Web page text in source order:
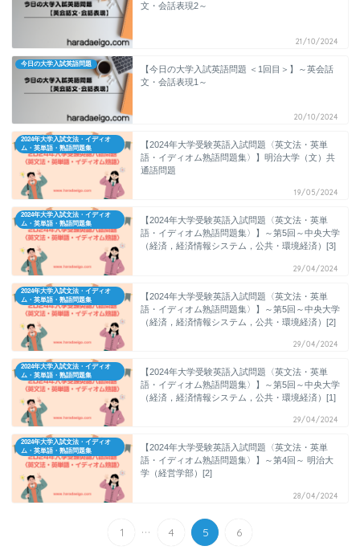
文・会話表現2～
21/10/2024
今日の大学入試英語問題
【今日の大学入試英語問題 ＜1回目＞】～英会話
文・会話表現1～
20/10/2024
2024年大学入試文法・イディオ
ム・英単語・熟語問題集
【2024年大学受験英語入試問題〈英文法・英単
語・イディオム熟語問題集〉】明治大学（文）共
通語問題
19/05/2024
2024年大学入試文法・イディオ
ム・英単語・熟語問題集
【2024年大学受験英語入試問題〈英文法・英単
語・イディオム熟語問題集〉】～第5回～中央大学
（経済，経済情報システム，公共・環境経済）[3]
29/04/2024
2024年大学入試文法・イディオ
ム・英単語・熟語問題集
【2024年大学受験英語入試問題〈英文法・英単
語・イディオム熟語問題集〉】～第5回～中央大学
（経済，経済情報システム，公共・環境経済）[2]
29/04/2024
2024年大学入試文法・イディオ
ム・英単語・熟語問題集
【2024年大学受験英語入試問題〈英文法・英単
語・イディオム熟語問題集〉】～第5回～中央大学
（経済，経済情報システム，公共・環境経済）[1]
29/04/2024
2024年大学入試文法・イディオ
ム・英単語・熟語問題集
【2024年大学受験英語入試問題〈英文法・英単
語・イディオム熟語問題集〉】～第4回～ 明治大
学（経営学部）[2]
28/04/2024
1 ... 4 5 6